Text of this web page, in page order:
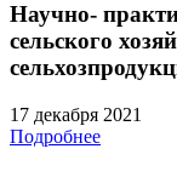
Научно-
сельского
17 декабря 2021
Подробнее